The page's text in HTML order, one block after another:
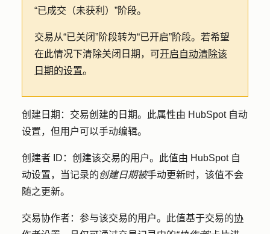
“已成交（未获利）”阶段。
交易从“已关闭”阶段转为“已开启”阶段。若希望
在此情况下清除关闭日期，可开启自动清除该
日期的设置。
创建日期： 交易创建的日期。此属性由 HubSpot 自动
设置，但用户可以手动编辑。
创建者 ID ： 创建该交易的用户。此值由 HubSpot 自
动设置，当记录的创建日期被手动更新时，该值不会
随之更新。
交易协作者： 参与该交易的用户。此值基于交易的协